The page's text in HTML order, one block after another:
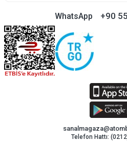
WhatsApp +90
Telefon Hattı: